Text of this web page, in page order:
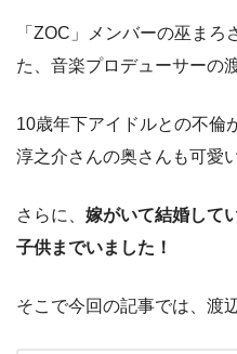
「ZOC」メンバーの巫まろ
た、音楽プロデューサーの
10歳年下アイドルとの不倫
淳之介さんの奥さんも可愛
さらに、 嫁がいて結婚して
子供までいました！
そこで今回の記事では、渡